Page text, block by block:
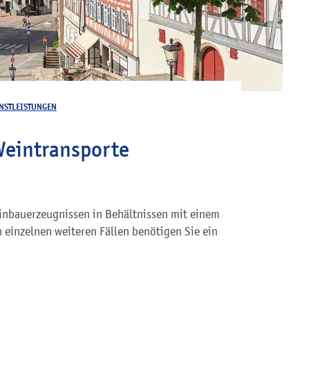
in Behältnissen mit einem
weiteren Fällen benötigen Sie ein